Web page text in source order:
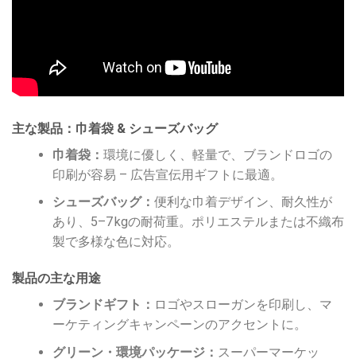
主な製品：巾着袋 & シューズバッグ
巾着袋： 環境に優しく、軽量で、ブランドロゴの
印刷が容易 – 広告宣伝用ギフトに最適。
シューズバッグ： 便利な巾着デザイン、耐久性が
あり、5–7 kgの耐荷重。ポリエステルまたは不織布
製で多様な色に対応。
製品の主な用途
ブランドギフト： ロゴやスローガンを印刷し、マ
ーケティングキャンペーンのアクセントに。
グリーン・環境パッケージ： スーパーマーケッ